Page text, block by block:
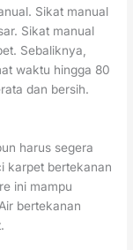
Sikat manual
Sikat manual
Sebaliknya,
waktu hingga 80
dan bersih.
harus segera
karpet bertekanan
ini mampu
bertekanan